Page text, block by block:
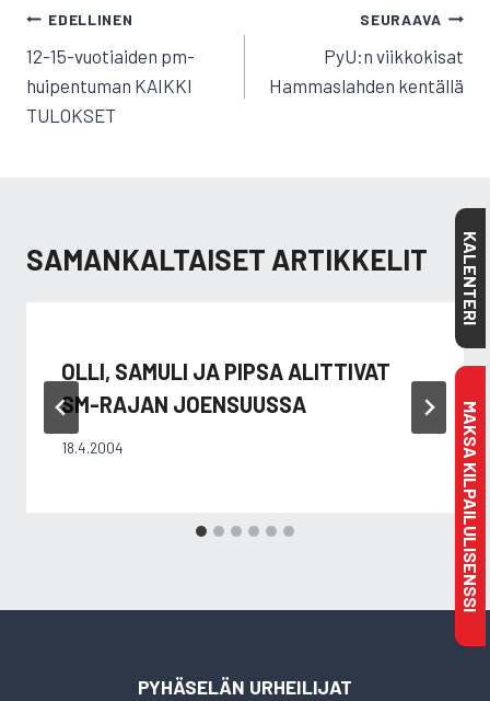
ARTIKKELIEN
SELAUS
EDELLINEN
12-15-vuotiaiden pm-
huipentuman KAIKKI
TULOKSET
SEURAAVA
PyU:n viikkokisat
Hammaslahden kentällä
SAMANKALTAISET ARTIKKELIT
OLLI, SAMULI JA PIPSA ALITTIVAT
SM-RAJAN JOENSUUSSA
18.4.2004
PYHÄSELÄN URHEILIJAT
KALENTERI
MAKSA KILPAILULISENSSI